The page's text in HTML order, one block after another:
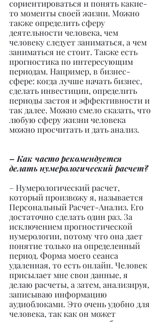
сориентироваться и понять какие-
то моменты своей жизни. Можно
также определить сферу
деятельности человека, чем
человеку следует заниматься, а чем
заниматься не стоит. Также есть
прогностика по интересующим
периодам. Например, в бизнес-
сфере: когда лучше начать бизнес,
сделать инвестиции, определить
периоды застоя и эффективности и
так далее. Можно смело сказать, что
любую сферу жизни человека
можно просчитать и дать анализ.
– Как часто рекомендуется
делать нумерологический расчет?
– Нумерологический расчет,
который произвожу я, называется
Персональный Расчет-Анализ. Его
достаточно сделать один раз. За
исключением прогностической
нумерологии, потому что она дает
понятие только на определенный
период. Форма моего сеанса
удаленная, то есть онлайн. Человек
присылает мне свои данные, я
делаю расчеты, а затем, анализируя,
записываю информацию
аудиоблоками. Это очень удобно для
человека, так как он может